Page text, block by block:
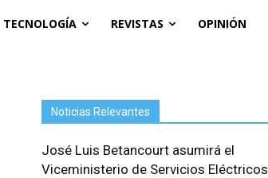
TECNOLOGÍA REVISTAS OPINIÓN
Noticias Relevantes
José Luis Betancourt asumirá el
Viceministerio de Servicios Eléctricos